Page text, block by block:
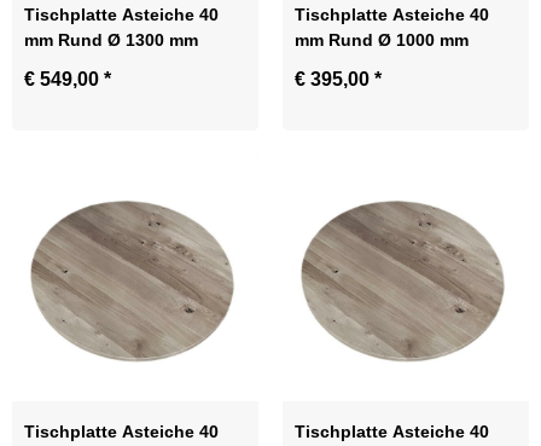
Tischplatte Asteiche 40
mm Rund Ø 1300 mm
€ 549,00 *
Tischplatte Asteiche 40
mm Rund Ø 1000 mm
€ 395,00 *
Tischplatte Asteiche 40
Tischplatte Asteiche 40